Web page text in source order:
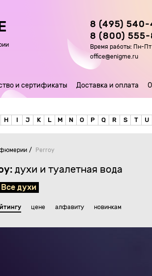
8 (495)
8 (800) 555-
Время работы: Пн-
office@enigme.ru
и сертификаты Доставка и оплата
H I J K L M N O P Q R S T U
Perroy
духи и туалетная вода
Все духи
цене алфавиту новинкам